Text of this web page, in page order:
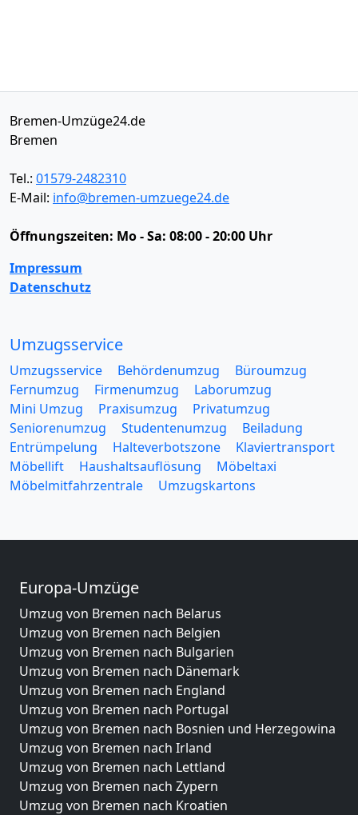
Bremen-Umzüge24.de
Bremen
Tel.: 01579-2482310
E-Mail: info@bremen-umzuege24.de
Öffnungszeiten: Mo - Sa: 08:00 - 20:00 Uhr
Impressum
Datenschutz
Umzugsservice
Umzugsservice Behördenumzug
Büroumzug
Fernumzug
Firmenumzug
Laborumzug
Mini Umzug
Praxisumzug
Privatumzug
Seniorenumzug
Studentenumzug
Beiladung
Entrümpelung
Halteverbotszone
Klaviertransport
Möbellift
Haushaltsauflösung
Möbeltaxi
Möbelmitfahrzentrale
Umzugskartons
Europa-Umzüge
Umzug von Bremen nach Belarus
Umzug von Bremen nach Belgien
Umzug von Bremen nach Bulgarien
Umzug von Bremen nach Dänemark
Umzug von Bremen nach England
Umzug von Bremen nach Portugal
Umzug von Bremen nach Bosnien und Herzegowina
Umzug von Bremen nach Irland
Umzug von Bremen nach Lettland
Umzug von Bremen nach Zypern
Umzug von Bremen nach Kroatien